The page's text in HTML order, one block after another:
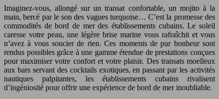
Imaginez-vous, allongé sur un transat confortable, un mojito à la
main, bercé par le son des vagues turquoise… C’est la promesse des
commodités de bord de mer des établissements cubains. Le soleil
caresse votre peau, une légère brise marine vous rafraîchit et vous
n’avez à vous soucier de rien. Ces moments de pur bonheur sont
rendus possibles grâce à une gamme étendue de prestations conçues
pour maximiser votre confort et votre plaisir. Des transats moelleux
aux bars servant des cocktails exotiques, en passant par les activités
nautiques palpitantes, les établissements cubains rivalisent
d’ingéniosité pour offrir une expérience de bord de mer inoubliable.